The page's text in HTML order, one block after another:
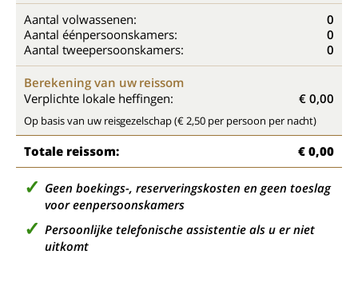
Aantal volwassenen:
0
Aantal éénpersoonskamers:
0
Aantal tweepersoonskamers:
0
Berekening van uw reissom
Verplichte lokale heffingen:
€ 0,00
Op basis van uw reisgezelschap (€ 2,50 per persoon per nacht)
Totale reissom: € 0,00
Geen boekings-, reserveringskosten en geen toeslag
voor eenpersoonskamers
Persoonlijke telefonische assistentie als u er niet
uitkomt